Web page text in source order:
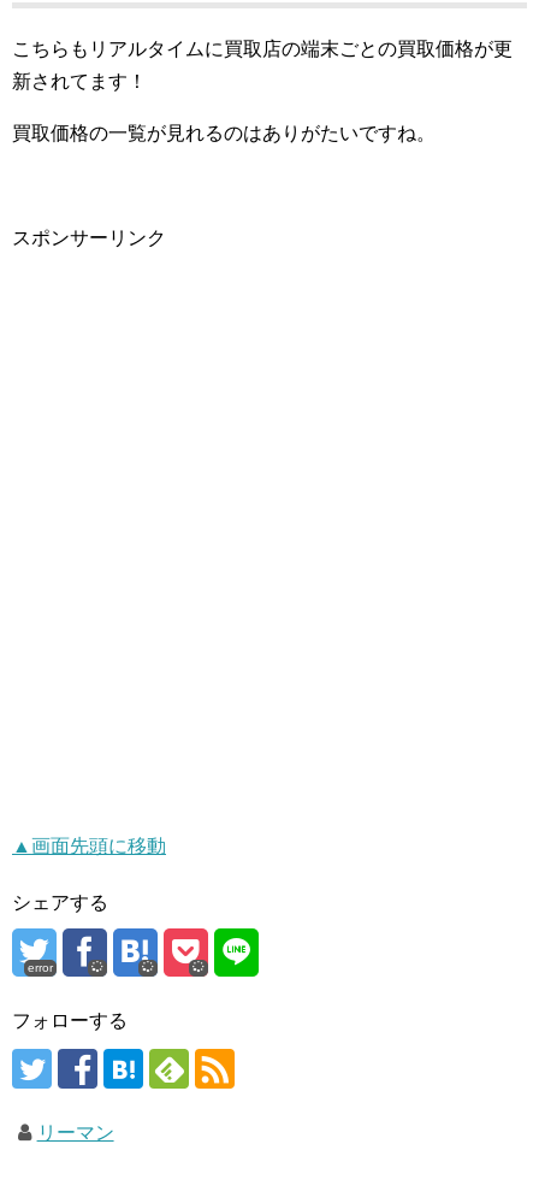
こちらもリアルタイムに買取店の端末ごとの買取価格が更
新されてます！
買取価格の一覧が見れるのはありがたいですね。
スポンサーリンク
▲画面先頭に移動
シェアする
error
フォローする
リーマン